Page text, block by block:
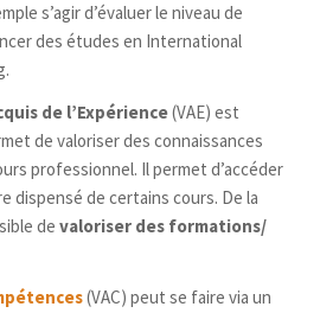
formation générale et le
est uniquement accessible aux
déjà un certificat
s’agir d’évaluer le niveau de
des études en International
de l’Expérience(VAE) est
de valoriser des connaissances
professionnel. Il permet d’accéder
dispensé de certains cours. De la
devaloriser des formations/
(VAC) peut se faire via un